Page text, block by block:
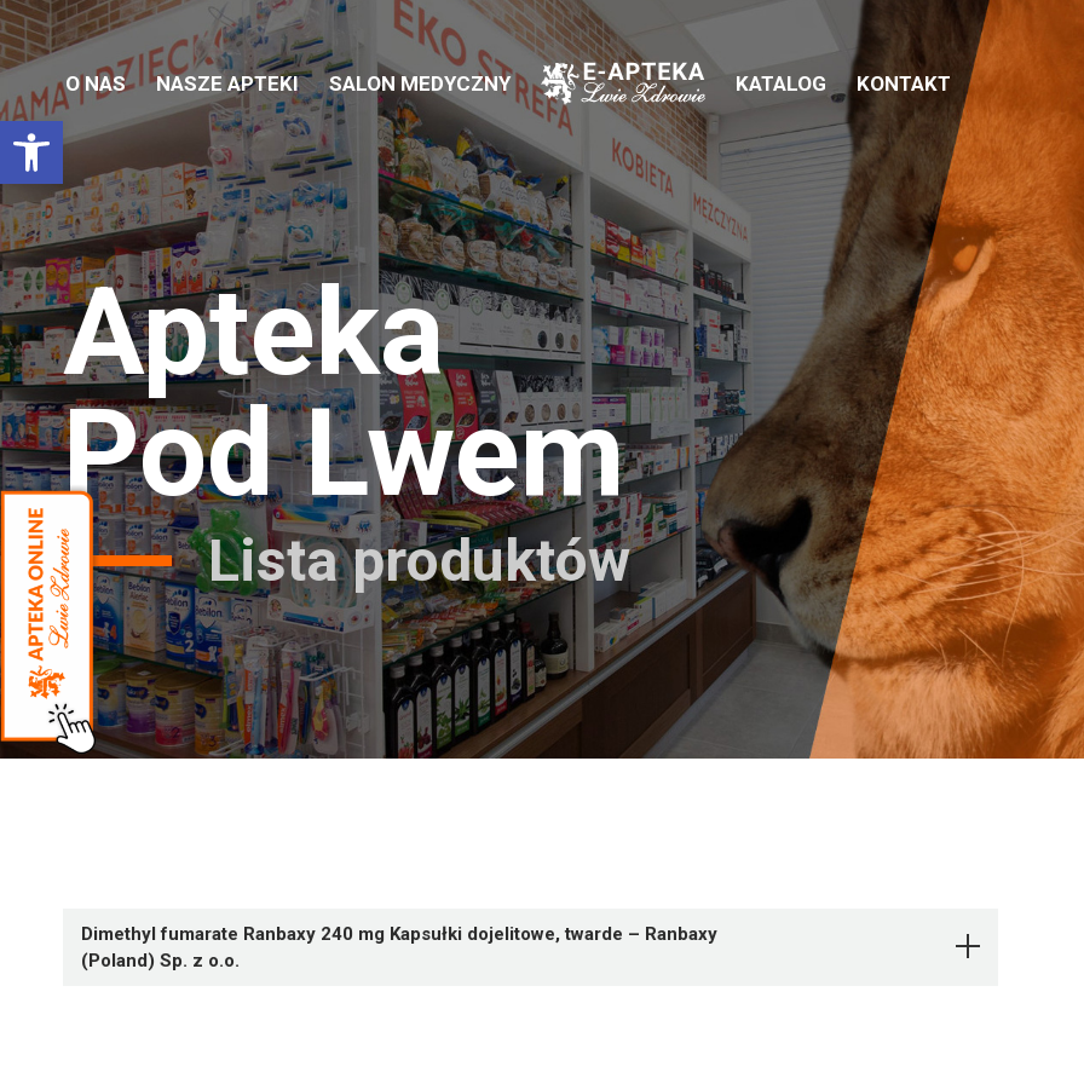
Otwórz pasek narzędzi
O NAS NASZE APTEKI SALON MEDYCZNY KATALOG KONTAKT
Apteka
Pod Lwem
Lista produktów
Dimethyl fumarate Ranbaxy 240 mg Kapsułki dojelitowe, twarde – Ranbaxy
(Poland) Sp. z o.o.